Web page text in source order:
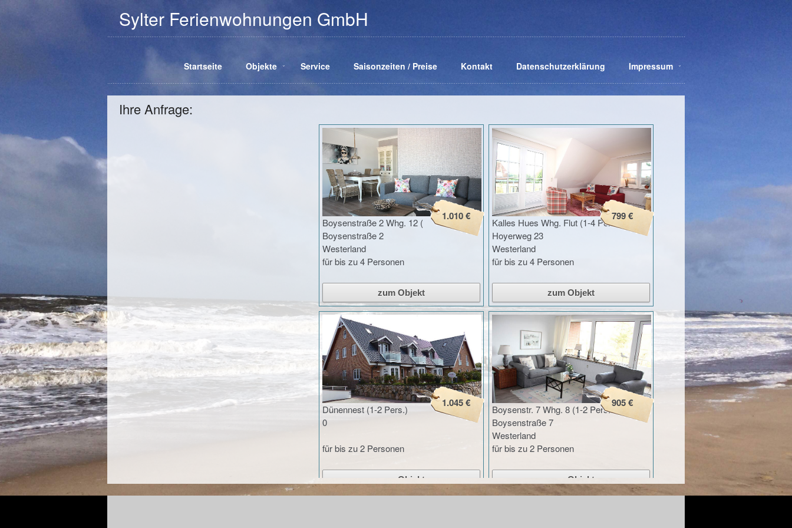
Sylter Ferienwohnungen GmbH
Startseite Objekte Service Saisonzeiten / Preise Kontakt Datenschutzerklärung Impressum
Ihre Anfrage:
Boysenstraße 2 Whg. 12 (
Boysenstraße 2
Westerland
für bis zu 4 Personen
1.010 €
Kalles Hues Whg. Flut (1-4 Per
Hoyerweg 23
Westerland
für bis zu 4 Personen
799 €
Dünennest (1-2 Pers.)
0
für bis zu 2 Personen
1.045 €
Boysenstr. 7 Whg. 8 (1-2 Pers.
Boysenstraße 7
Westerland
für bis zu 2 Personen
905 €